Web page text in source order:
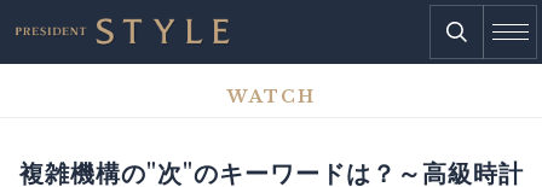
WATCH
複雑機構の"次"のキーワードは？～高級時計